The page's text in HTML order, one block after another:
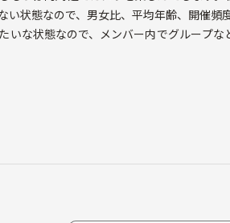
状態なので、男女比、平均年齢、開催頻
いな状態なので、メンバー内でグループ
も、とりあえず一度参加だけでも大丈夫で
近まで休日に一人でカメラを楽しんでい
ただけで、とても勉強になったし、楽
かと思いました。
来ませんが、一眼レフカメラ買ったばか